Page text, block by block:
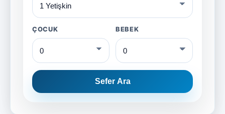
ÇOCUK BEBEK
Sefer Ara